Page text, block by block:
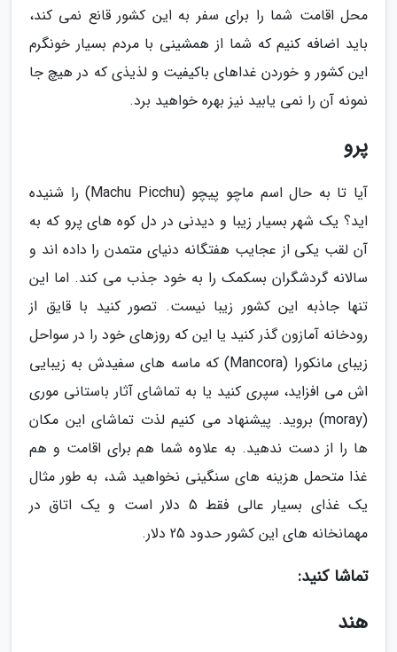
محل اقامت شما را برای سفر به این کشور قانع نمی کند،
باید اضافه کنیم که شما از همشینی با مردم بسیار خونگرم
این کشور و خوردن غداهای باکیفیت و لذیذی که در هیچ جا
نمونه آن را نمی یابید نیز بهره خواهید برد.
پرو
آیا تا به حال اسم ماچو پیچو (Machu Picchu) را شنیده
اید؟ یک شهر بسیار زیبا و دیدنی در دل کوه های پرو که به
آن لقب یکی از عجایب هفتگانه دنیای متمدن را داده اند و
سالانه گردشگران بسکمک را به خود جذب می کند. اما این
تنها جاذبه­ این کشور زیبا نیست. تصور کنید با قایق از
رودخانه­ آمازون گذر کنید یا این که روزهای خود را در سواحل
زیبای مانکورا (Mancora) که ماسه های سفیدش به زیبایی
اش می افزاید، سپری کنید یا به تماشای آثار باستانی موری
(moray) بروید. پیشنهاد می کنیم لذت تماشای این مکان
ها را از دست ندهید. به علاوه شما هم برای اقامت و هم
غذا متحمل هزینه های سنگینی نخواهید شد، به طور مثال
یک غذای بسیار عالی فقط 5 دلار است و یک اتاق در
مهمانخانه های این کشور حدود 25 دلار.
تماشا کنید:
هند